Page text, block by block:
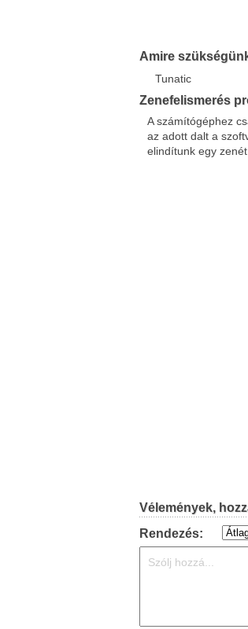
Amire
Tunatic
Zenefelismerés
A számítógéphez
az adott dalt a
elindítunk egy
Vélemények,
Rendezés: